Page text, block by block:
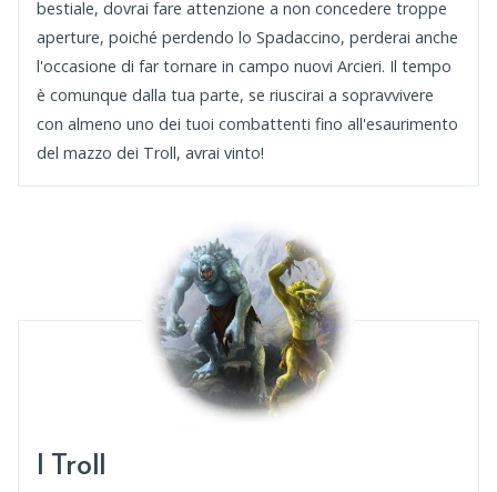
bestiale, dovrai fare attenzione a non concedere troppe
aperture, poiché perdendo lo Spadaccino, perderai anche
l'occasione di far tornare in campo nuovi Arcieri. Il tempo
è comunque dalla tua parte, se riuscirai a sopravvivere
con almeno uno dei tuoi combattenti fino all'esaurimento
del mazzo dei Troll, avrai vinto!
I Troll